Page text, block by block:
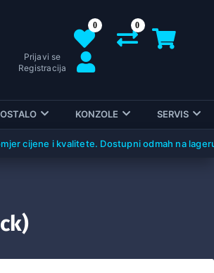
0
0
Prijavi se
Registracija
OSTALO KONZOLE SERVIS
i kvalitete. Dostupni odmah na lageru!